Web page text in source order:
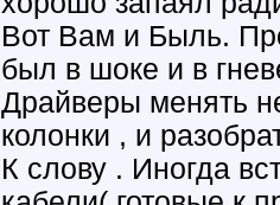
Вот Вам и Быль.
был в шоке и в
Драйверы менять
колонки , и
К слову . Иногда